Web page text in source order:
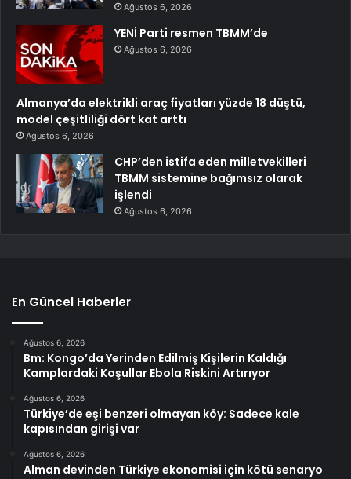
Ağustos 6, 2026
YENİ Parti resmen TBMM’de
Ağustos 6, 2026
Almanya’da elektrikli araç fiyatları yüzde 18 düştü,
model çeşitliliği dört kat arttı
Ağustos 6, 2026
CHP’den istifa eden milletvekilleri
TBMM sistemine bağımsız olarak
işlendi
Ağustos 6, 2026
En Güncel Haberler
Ağustos 6, 2026
Bm: Kongo’da Yerinden Edilmiş Kişilerin Kaldığı
Kamplardaki Koşullar Ebola Riskini Artırıyor
Ağustos 6, 2026
Türkiye’de eşi benzeri olmayan köy: Sadece kale
kapısından girişi var
Ağustos 6, 2026
Alman devinden Türkiye ekonomisi için kötü senaryo